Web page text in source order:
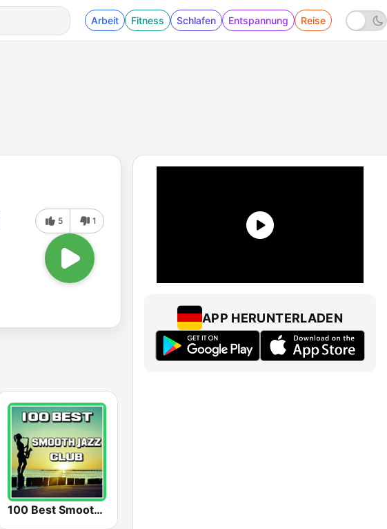
Arbeit Fitness Schlafen Entspannung Reise
5 1
100 Best Smooth Jazz Club
APP HERUNTERLADEN